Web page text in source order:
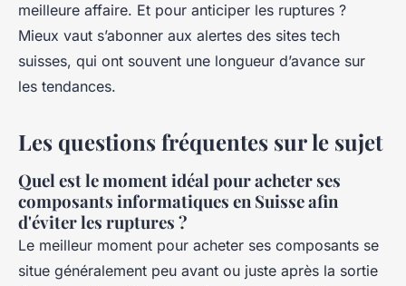
meilleure affaire. Et pour anticiper les ruptures ?
Mieux vaut s’abonner aux alertes des sites tech
suisses, qui ont souvent une longueur d’avance sur
les tendances.
Les questions fréquentes sur le sujet
Quel est le moment idéal pour acheter ses
composants informatiques en Suisse afin
d'éviter les ruptures ?
Le meilleur moment pour acheter ses composants se
situe généralement peu avant ou juste après la sortie